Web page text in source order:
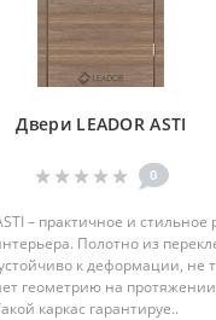
Двери LEADOR ASTI
0
– практичное и
Полотно из
к деформации, не
геометрию на протяжении
каркас гарантируе..